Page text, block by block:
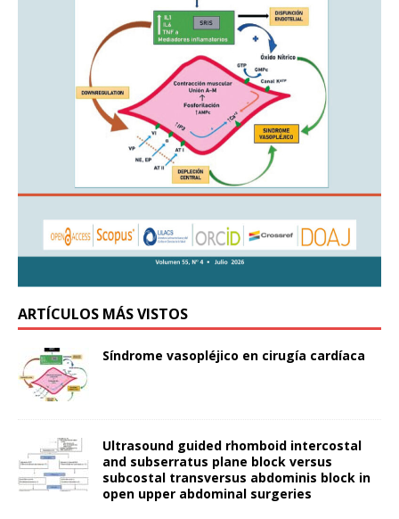
ARTÍCULOS MÁS VISTOS
Síndrome vasopléjico en cirugía cardíaca
Ultrasound guided rhomboid intercostal
and subserratus plane block versus
subcostal transversus abdominis block in
open upper abdominal surgeries